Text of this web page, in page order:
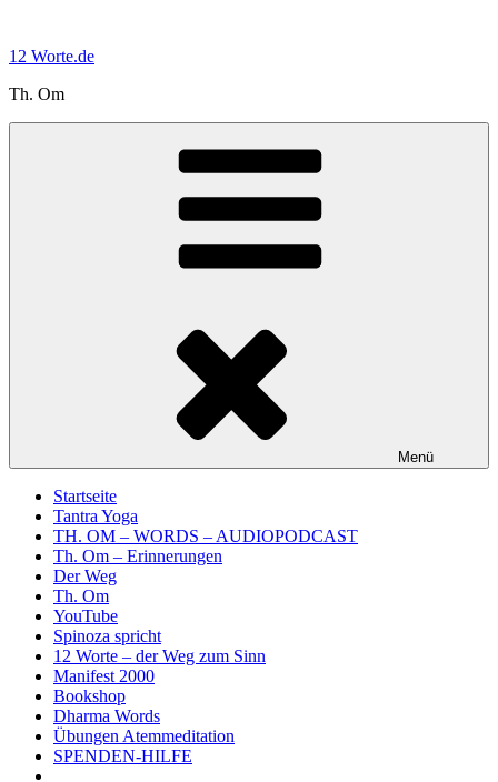
springen
12 Worte.de
Th. Om
Menü
Startseite
Tantra Yoga
TH. OM – WORDS – AUDIOPODCAST
Th. Om – Erinnerungen
Der Weg
Th. Om
YouTube
Spinoza spricht
12 Worte – der Weg zum Sinn
Manifest 2000
Bookshop
Dharma Words
Übungen Atemmeditation
SPENDEN-HILFE